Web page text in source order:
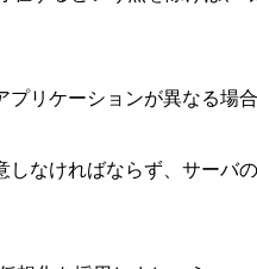
リケーションが異なる場
なければならず、サーバ